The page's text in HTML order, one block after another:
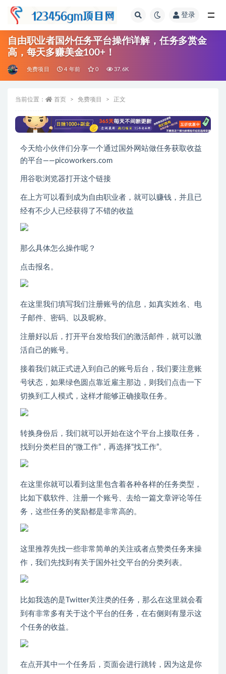
登录
自由职业者国外任务平台操作详解，任务多赏金
高，每天多赚美金100+！
免费项目 4 年前 0 37.6K
当前位置： 首页 免费项目 正文
今天给小伙伴们分享一个通过国外网站做任务获取收益
的平台——picoworkers.com
用谷歌浏览器打开这个链接
在上方可以看到成为自由职业者，就可以赚钱，并且已
经有不少人已经获得了不错的收益
那么具体怎么操作呢？
点击报名。
在这里我们填写我们注册账号的信息，如真实姓名、电
子邮件、密码、以及昵称。
注册好以后，打开平台发给我们的激活邮件，就可以激
活自己的账号。
接着我们就正式进入到自己的账号后台，我们要注意账
号状态，如果绿色圆点靠近雇主那边，则我们点击一下
切换到工人模式，这样才能够正确接取任务。
转换身份后，我们就可以开始在这个平台上接取任务，
找到分类栏目的“微工作”，再选择“找工作”。
在这里你就可以看到这里包含着各种各样的任务类型，
比如下载软件、注册一个账号、去给一篇文章评论等任
务，这些任务的奖励都是非常高的。
这里推荐先找一些非常简单的关注或者点赞类任务来操
作，我们先找到有关于国外社交平台的分类列表。
比如我选的是Twitter关注类的任务，那么在这里就会看
到有非常多有关于这个平台的任务，在右侧则有显示这
个任务的收益。
在点开其中一个任务后，页面会进行跳转，因为这是你